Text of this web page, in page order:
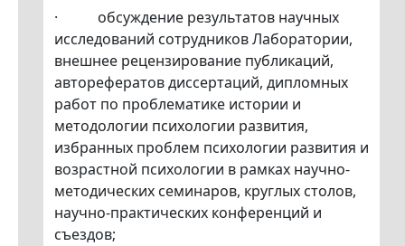
· обсуждение результатов научных
исследований сотрудников Лаборатории,
внешнее рецензирование публикаций,
авторефератов диссертаций, дипломных
работ по проблематике истории и
методологии психологии развития,
избранных проблем психологии развития и
возрастной психологии в рамках научно-
методических семинаров, круглых столов,
научно-практических конференций и
съездов;